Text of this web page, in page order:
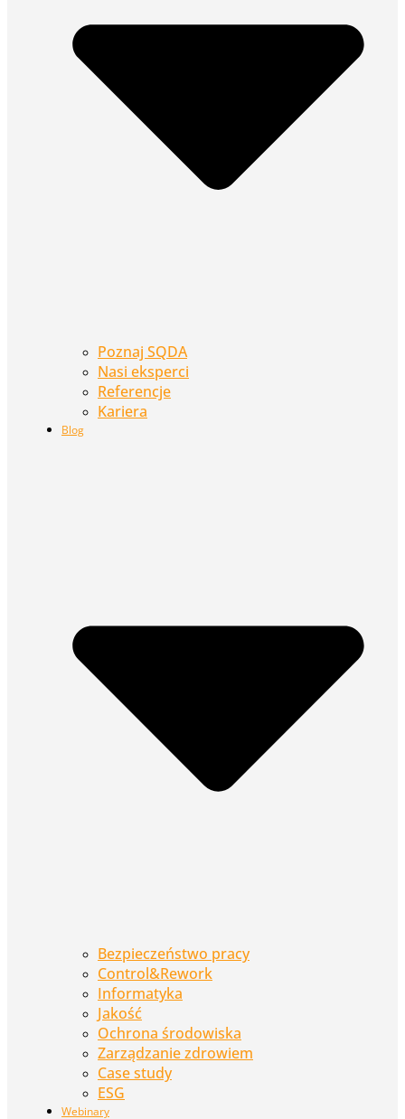
Poznaj SQDA
Nasi eksperci
Referencje
Kariera
Blog
Bezpieczeństwo pracy
Control&Rework
Informatyka
Jakość
Ochrona środowiska
Zarządzanie zdrowiem
Case study
ESG
Webinary